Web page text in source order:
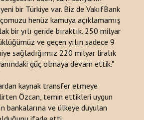
bir Türkiye var. Biz de VakıfBank
henüz kamuya açıklamamış
bir yılı geride bıraktık. 250 milyar
ve geçen yılın sadece 9
sağladığımız 220 milyar liralık
güç olmaya devam ettik."
kaynak transfer etmeye
Özcan, temin ettikleri uygun
bankalarına ve ülkeye duyulan